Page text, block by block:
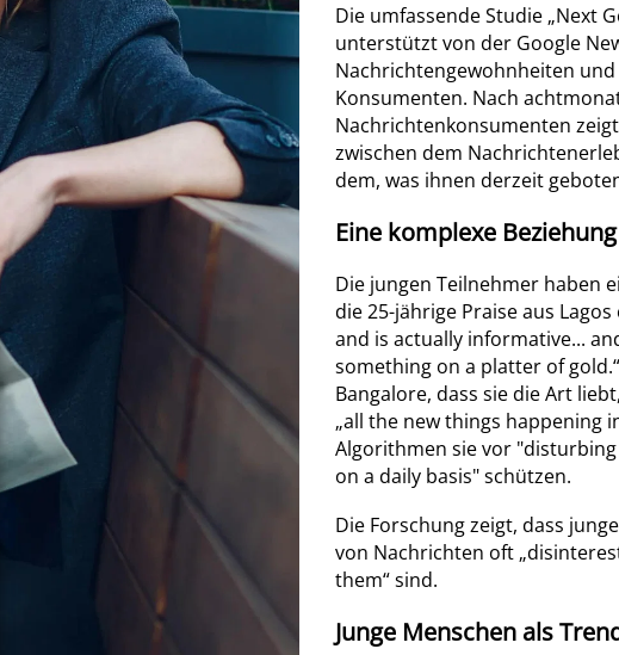
Die umfassende Studie „Next
unterstützt von der Google
Nachrichtengewohnheiten
Konsumenten. Nach
Nachrichtenkonsumenten
zwischen dem
dem, was ihnen derzeit
Eine komplexe
Die jungen Teilnehmer haben
die 25-jährige Praise aus
and is actually informative...
something on a platter of
Bangalore, dass sie die Art
„all the new things happening
Algorithmen sie vor
on a daily basis" schützen.
Die Forschung zeigt, dass
von Nachrichten oft
them“ sind.
Junge Menschen als